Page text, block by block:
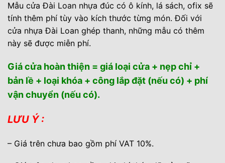
Mẫu cửa Đài Loan nhựa đúc có ô kính, lá sách, ofix sẽ
tính thêm phí tùy vào kích thước từng món. Đối với
cửa nhựa Đài Loan ghép thanh, những mẫu có thêm
này sẽ được miễn phí.
Giá cửa hoàn thiện = giá loại cửa + nẹp chỉ +
bản lề + loại khóa + công lắp đặt (nếu có) + phí
vận chuyển (nếu có).
LƯU Ý :
– Giá trên chưa bao gồm phí VAT 10%.